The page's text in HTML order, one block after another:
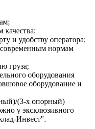
качества;
и удобству оператора;
нормам
груза;
оборудования
оборудование и
(3-х опорный)
у эксклюзивного
Инвест".